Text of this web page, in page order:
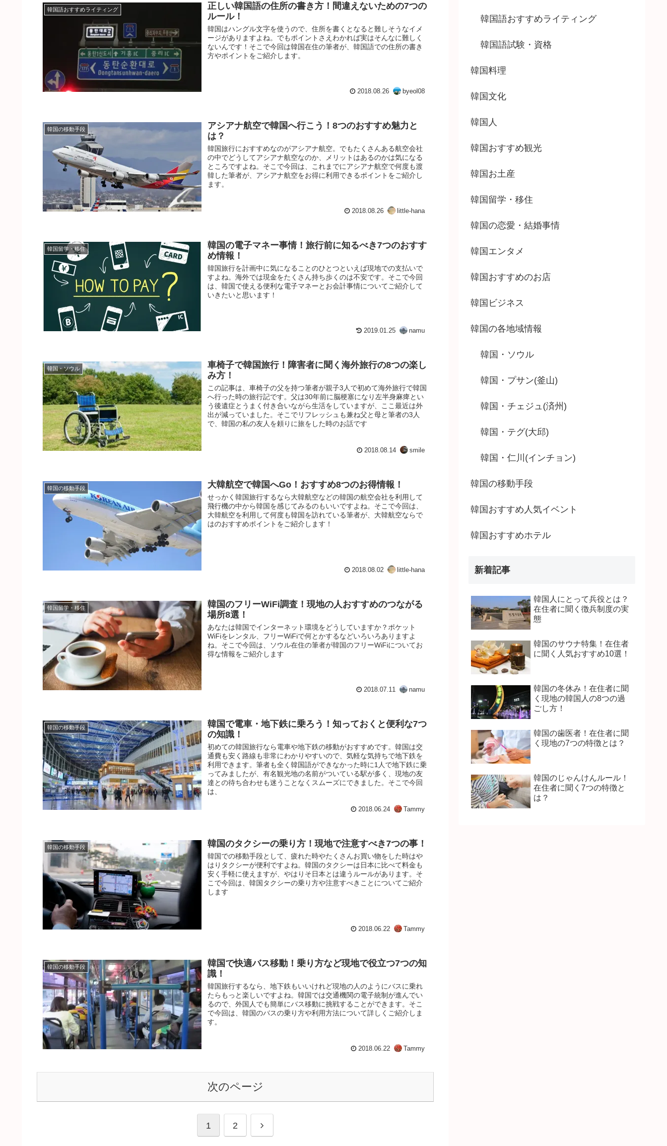
韓国語おすすめライティング
正しい韓国語の住所の書き方！間違えないための7つの
ルール！
韓国はハングル文字を使うので、住所を書くとなると難しそうなイメ
ージがありますよね。でもポイントさえわかれば実はそんなに難しく
ないんです！そこで今回は韓国在住の筆者が、韓国語での住所の書き
方やポイントをご紹介します。
2018.08.26 byeol08
韓国の移動手段
アシアナ航空で韓国へ行こう！8つのおすすめ魅力と
は？
韓国旅行におすすめなのがアシアナ航空。でもたくさんある航空会社
の中でどうしてアシアナ航空なのか、メリットはあるのかは気になる
ところですよね。そこで今回は、これまでにアシアナ航空で何度も渡
韓した筆者が、アシアナ航空をお得に利用できるポイントをご紹介し
ます。
2018.08.26 little-hana
韓国留学・移住
韓国の電子マネー事情！旅行前に知るべき7つのおすす
め情報！
韓国旅行を計画中に気になることのひとつといえば現地での支払いで
すよね。海外では現金をたくさん持ち歩くのは不安です。そこで今回
は、韓国で使える便利な電子マネーとお会計事情についてご紹介して
いきたいと思います！
2019.01.25 namu
韓国・ソウル
車椅子で韓国旅行！障害者に聞く海外旅行の8つの楽し
み方！
この記事は、車椅子の父を持つ筆者が親子3人で初めて海外旅行で韓国
へ行った時の旅行記です。父は30年前に脳梗塞になり左半身麻痺とい
う後遺症とうまく付き合いながら生活をしていますが、ここ最近は外
出が減っていました。そこでリフレッシュも兼ね父と母と筆者の3人
で、韓国の私の友人を頼りに旅をした時のお話です
2018.08.14 smile
韓国の移動手段 大韓航空で韓国へGo！おすすめ8つのお得情報！
せっかく韓国旅行するなら大韓航空などの韓国の航空会社を利用して
飛行機の中から韓国を感じてみるのもいいですよね。そこで今回は、
大韓航空を利用して何度も韓国を訪れている筆者が、大韓航空ならで
はのおすすめポイントをご紹介します！
2018.08.02 little-hana
韓国留学・移住
韓国のフリーWiFi調査！現地の人おすすめのつながる
場所8選！
あなたは韓国でインターネット環境をどうしていますか？ポケット
WiFiをレンタル、フリーWiFiで何とかするなどいろいろありますよ
ね。そこで今回は、ソウル在住の筆者が韓国のフリーWiFiについてお
得な情報をご紹介します
2018.07.11 namu
韓国の移動手段
韓国で電車・地下鉄に乗ろう！知っておくと便利な7つ
の知識！
初めての韓国旅行なら電車や地下鉄の移動がおすすめです。韓国は交
通費も安く路線も非常にわかりやすいので、気軽な気持ちで地下鉄を
利用できます。筆者も全く韓国語ができなかった時に1人で地下鉄に乗
ってみましたが、有名観光地の名前がついている駅が多く、現地の友
達との待ち合わせも迷うことなくスムーズにできました。そこで今回
は、
2018.06.24 Tammy
韓国の移動手段 韓国のタクシーの乗り方！現地で注意すべき7つの事！
韓国での移動手段として、疲れた時やたくさんお買い物をした時はや
はりタクシーが便利ですよね。韓国のタクシーは日本に比べて料金も
安く手軽に使えますが、やはりそ日本とは違うルールがあります。そ
こで今回は、韓国タクシーの乗り方や注意すべきことについてご紹介
します
2018.06.22 Tammy
韓国の移動手段
韓国で快適バス移動！乗り方など現地で役立つ7つの知
識！
韓国旅行するなら、地下鉄もいいけれど現地の人のようにバスに乗れ
たらもっと楽しいですよね。韓国では交通機関の電子統制が進んでい
るので、外国人でも簡単にバス移動に挑戦することができます。そこ
で今回は、韓国のバスの乗り方や利用方法について詳しくご紹介しま
す。
2018.06.22 Tammy
次のページ
1 2
韓国語おすすめライティング
韓国語試験・資格
韓国料理
韓国文化
韓国人
韓国おすすめ観光
韓国お土産
韓国留学・移住
韓国の恋愛・結婚事情
韓国エンタメ
韓国おすすめのお店
韓国ビジネス
韓国の各地域情報
韓国・ソウル
韓国・プサン(釜山)
韓国・チェジュ(済州)
韓国・テグ(大邱)
韓国・仁川(インチョン)
韓国の移動手段
韓国おすすめ人気イベント
韓国おすすめホテル
新着記事
韓国人にとって兵役とは？
在住者に聞く徴兵制度の実
態
韓国のサウナ特集！在住者
に聞く人気おすすめ10選！
韓国の冬休み！在住者に聞
く現地の韓国人の8つの過
ごし方！
韓国の歯医者！在住者に聞
く現地の7つの特徴とは？
韓国のじゃんけんルール！
在住者に聞く7つの特徴と
は？